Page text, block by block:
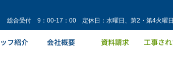
総合受付 9：00-17：00 定休日：水曜日、第2・第4火曜日